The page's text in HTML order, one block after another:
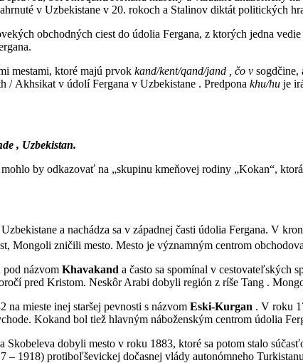
v Uzbekistane v 20. rokoch a Stalinov diktát politických
obchodných ciest do údolia Fergana, z ktorých jedna
mestami, ktoré majú prvok kand/kent/qand/jand , čo v sogdčine,
/ Akhsikat v údolí Fergana v Uzbekistane . Predpona khu/hu je
, Uzbekistan.
by odkazovať na „skupinu kmeňovej rodiny „Kokan“,
a nachádza sa v západnej časti údolia Fergana. V
Mongoli zničili mesto. Mesto je významným centrom
pod názvom Khavakand a často sa spomínal v cestovateľských
pred Kristom. Neskôr Arabi dobyli región z ríše Tang .
na mieste inej staršej pevnosti s názvom Eski-Kurgan . V roku
Kokand bol tiež hlavným náboženským centrom údolia
Skobeleva dobyli mesto v roku 1883, ktoré sa potom stalo
– 1918) protiboľševickej dočasnej vlády autonómneho